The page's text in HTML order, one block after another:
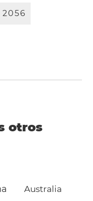
2056
otros
Australia